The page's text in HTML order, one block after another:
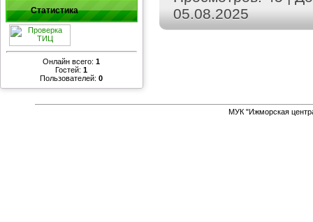
Статистика
Онлайн всего:1
Гостей:1
Пользователей:0
05.08.2025
МУК "Ижморская